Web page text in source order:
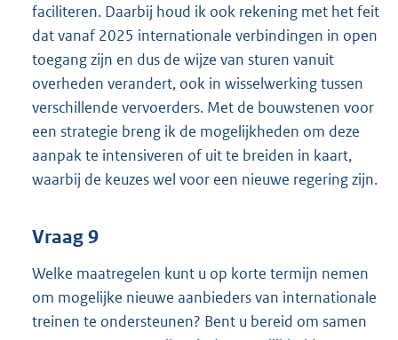
faciliteren. Daarbij houd ik ook rekening met het feit
dat vanaf 2025 internationale verbindingen in open
toegang zijn en dus de wijze van sturen vanuit
overheden verandert, ook in wisselwerking tussen
verschillende vervoerders. Met de bouwstenen voor
een strategie breng ik de mogelijkheden om deze
aanpak te intensiveren of uit te breiden in kaart,
waarbij de keuzes wel voor een nieuwe regering zijn.
Vraag 9
Welke maatregelen kunt u op korte termijn nemen
om mogelijke nieuwe aanbieders van internationale
treinen te ondersteunen? Bent u bereid om samen